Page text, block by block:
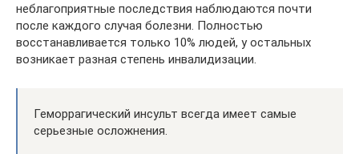
неблагоприятные последствия наблюдаются почти
после каждого случая болезни. Полностью
восстанавливается только 10% людей, у остальных
возникает разная степень инвалидизации.
Геморрагический инсульт всегда имеет самые
серьезные осложнения.